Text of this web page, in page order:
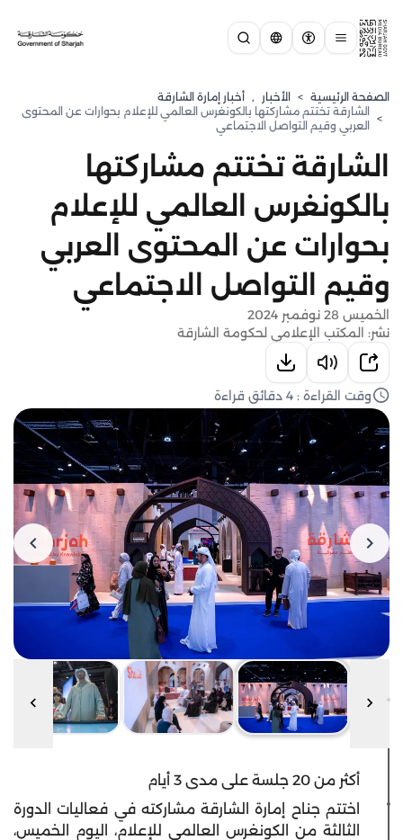
الصفحة الرئيسية > الأخبار , أخبار إمارة الشارقة
>
الشارقة تختتم مشاركتها بالكونغرس العالمي للإعلام بحوارات عن المحتوى
العربي وقيم التواصل الاجتماعي
الشارقة تختتم مشاركتها
بالكونغرس العالمي للإعلام
بحوارات عن المحتوى العربي
وقيم التواصل الاجتماعي
الخميس 28 نوفمبر 2024
نشر: المكتب الإعلامي لحكومة الشارقة
وقت القراءة : 4 دقائق قراءة
أكثر من 20 جلسة على مدى 3 أيام
اختتم جناح إمارة الشارقة مشاركته في فعاليات الدورة
الثالثة من الكونغرس العالمي للإعلام، اليوم الخميس،